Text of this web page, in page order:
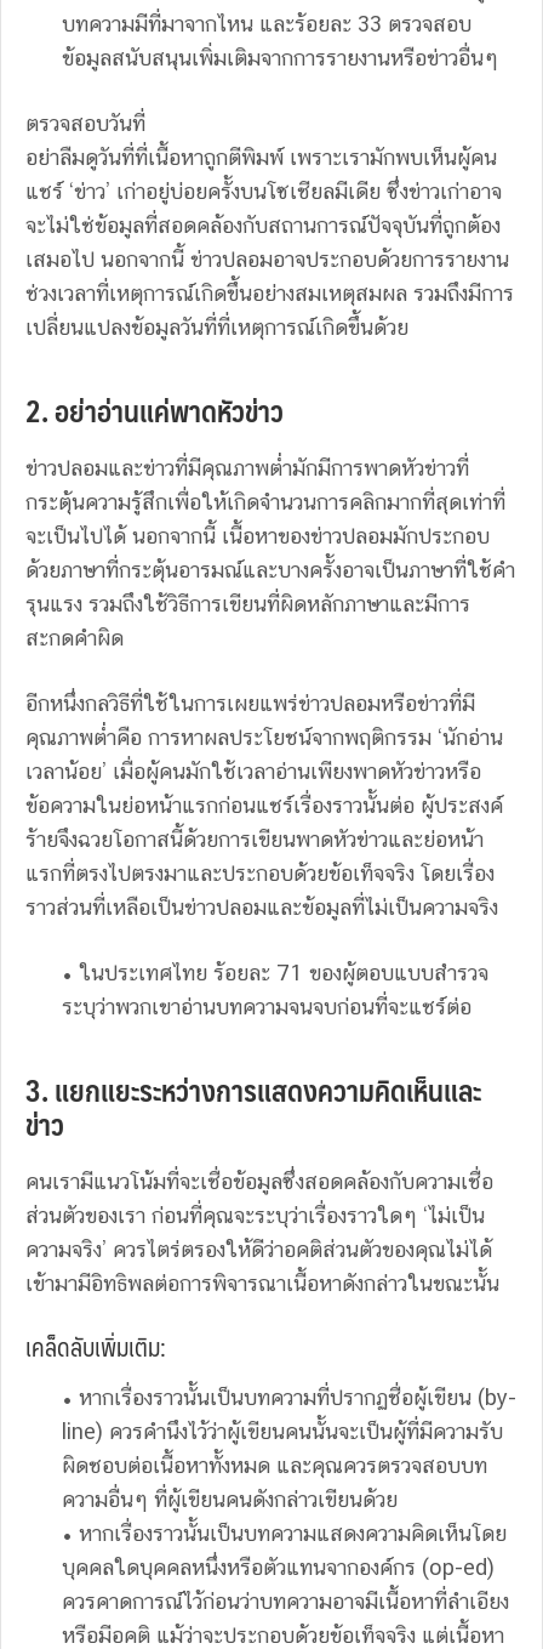
บทความมีที่มาจากไหน และร้อยละ 33 ตรวจสอบ
ข้อมูลสนับสนุนเพิ่มเติมจากการรายงานหรือข่าวอื่นๆ
ตรวจสอบวันที่
อย่าลืมดูวันที่ที่เนื้อหาถูกตีพิมพ์ เพราะเรามักพบเห็นผู้คน
แชร์ ‘ข่าว’ เก่าอยู่บ่อยครั้งบนโซเชียลมีเดีย ซึ่งข่าวเก่าอาจ
จะไม่ใช่ข้อมูลที่สอดคล้องกับสถานการณ์ปัจจุบันที่ถูกต้อง
เสมอไป นอกจากนี้ ข่าวปลอมอาจประกอบด้วยการรายงาน
ช่วงเวลาที่เหตุการณ์เกิดขึ้นอย่างสมเหตุสมผล รวมถึงมีการ
เปลี่ยนแปลงข้อมูลวันที่ที่เหตุการณ์เกิดขึ้นด้วย
2. อย่าอ่านแค่พาดหัวข่าว
ข่าวปลอมและข่าวที่มีคุณภาพต่ำมักมีการพาดหัวข่าวที่
กระตุ้นความรู้สึกเพื่อให้เกิดจำนวนการคลิกมากที่สุดเท่าที่
จะเป็นไปได้ นอกจากนี้ เนื้อหาของข่าวปลอมมักประกอบ
ด้วยภาษาที่กระตุ้นอารมณ์และบางครั้งอาจเป็นภาษาที่ใช้คำ
รุนแรง รวมถึงใช้วิธีการเขียนที่ผิดหลักภาษาและมีการ
สะกดคำผิด
อีกหนึ่งกลวิธีที่ใช้ในการเผยแพร่ข่าวปลอมหรือข่าวที่มี
คุณภาพต่ำคือ การหาผลประโยชน์จากพฤติกรรม ‘นักอ่าน
เวลาน้อย’ เมื่อผู้คนมักใช้เวลาอ่านเพียงพาดหัวข่าวหรือ
ข้อความในย่อหน้าแรกก่อนแชร์เรื่องราวนั้นต่อ ผู้ประสงค์
ร้ายจึงฉวยโอกาสนี้ด้วยการเขียนพาดหัวข่าวและย่อหน้า
แรกที่ตรงไปตรงมาและประกอบด้วยข้อเท็จจริง โดยเรื่อง
ราวส่วนที่เหลือเป็นข่าวปลอมและข้อมูลที่ไม่เป็นความจริง
• ในประเทศไทย ร้อยละ 71 ของผู้ตอบแบบสำรวจ
ระบุว่าพวกเขาอ่านบทความจนจบก่อนที่จะแชร์ต่อ
3. แยกแยะระหว่างการแสดงความคิดเห็นและ
ข่าว
คนเรามีแนวโน้มที่จะเชื่อข้อมูลซึ่งสอดคล้องกับความเชื่อ
ส่วนตัวของเรา ก่อนที่คุณจะระบุว่าเรื่องราวใดๆ ‘ไม่เป็น
ความจริง’ ควรไตร่ตรองให้ดีว่าอคติส่วนตัวของคุณไม่ได้
เข้ามามีอิทธิพลต่อการพิจารณาเนื้อหาดังกล่าวในขณะนั้น
เคล็ดลับเพิ่มเติม:
• หากเรื่องราวนั้นเป็นบทความที่ปรากฏชื่อผู้เขียน (by-
line) ควรคำนึงไว้ว่าผู้เขียนคนนั้นจะเป็นผู้ที่มีความรับ
ผิดชอบต่อเนื้อหาทั้งหมด และคุณควรตรวจสอบบท
ความอื่นๆ ที่ผู้เขียนคนดังกล่าวเขียนด้วย
• หากเรื่องราวนั้นเป็นบทความแสดงความคิดเห็นโดย
บุคคลใดบุคคลหนึ่งหรือตัวแทนจากองค์กร (op-ed)
ควรคาดการณ์ไว้ก่อนว่าบทความอาจมีเนื้อหาที่ลำเอียง
หรือมีอคติ แม้ว่าจะประกอบด้วยข้อเท็จจริง แต่เนื้อหา